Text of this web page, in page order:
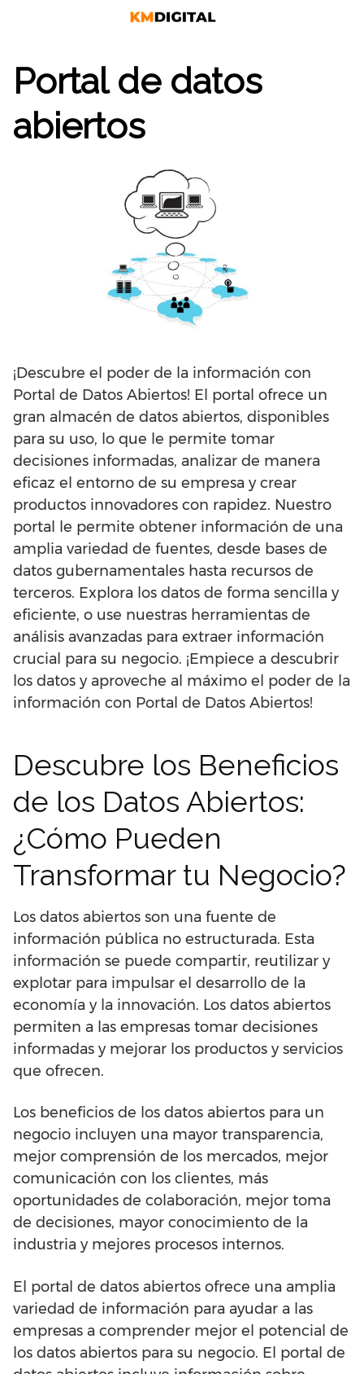
Portal de datos
abiertos
¡Descubre el poder de la información con
Portal de Datos Abiertos! El portal ofrece un
gran almacén de datos abiertos, disponibles
para su uso, lo que le permite tomar
decisiones informadas, analizar de manera
eficaz el entorno de su empresa y crear
productos innovadores con rapidez. Nuestro
portal le permite obtener información de una
amplia variedad de fuentes, desde bases de
datos gubernamentales hasta recursos de
terceros. Explora los datos de forma sencilla y
eficiente, o use nuestras herramientas de
análisis avanzadas para extraer información
crucial para su negocio. ¡Empiece a descubrir
los datos y aproveche al máximo el poder de la
información con Portal de Datos Abiertos!
Descubre los Beneficios
de los Datos Abiertos:
¿Cómo Pueden
Transformar tu Negocio?
Los datos abiertos son una fuente de
información pública no estructurada. Esta
información se puede compartir, reutilizar y
explotar para impulsar el desarrollo de la
economía y la innovación. Los datos abiertos
permiten a las empresas tomar decisiones
informadas y mejorar los productos y servicios
que ofrecen.
Los beneficios de los datos abiertos para un
negocio incluyen una mayor transparencia,
mejor comprensión de los mercados, mejor
comunicación con los clientes, más
oportunidades de colaboración, mejor toma
de decisiones, mayor conocimiento de la
industria y mejores procesos internos.
El portal de datos abiertos ofrece una amplia
variedad de información para ayudar a las
empresas a comprender mejor el potencial de
los datos abiertos para su negocio. El portal de